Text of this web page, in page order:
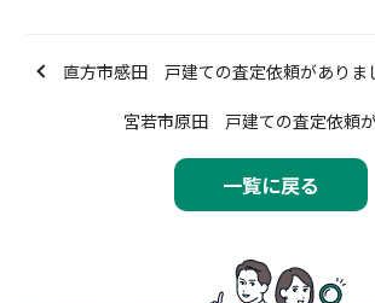
直方市感田 戸建ての査定依頼がありま
一覧に戻る
宮若市原田 戸建ての査定依頼が